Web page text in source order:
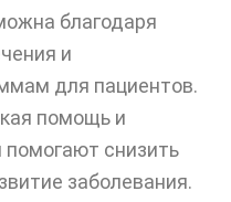
благодаря
и
для пациентов.
помощь и
снизить
заболевания.